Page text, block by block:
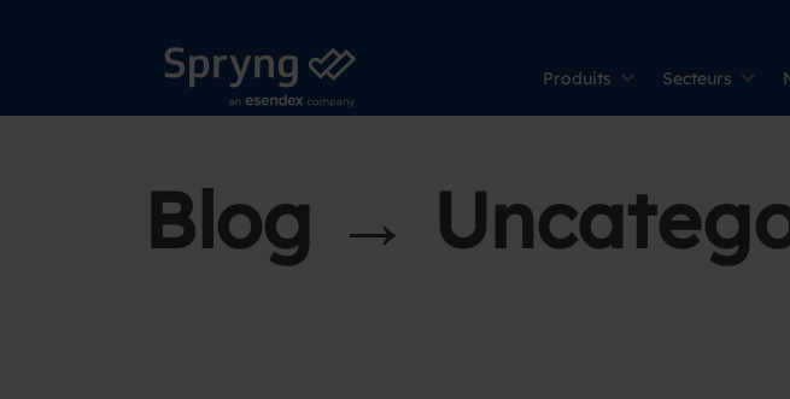
Produits Secteurs
Blog →